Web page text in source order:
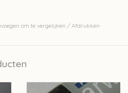
steken voor 10cm
om te vergelijken / Afdrukken